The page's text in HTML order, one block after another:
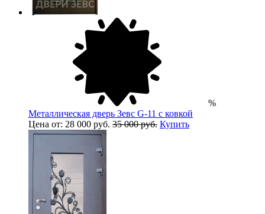
%
Металлическая дверь Зевс G-11 с ковкой
Цена от: 28 000 руб. 35 000 руб. Купить